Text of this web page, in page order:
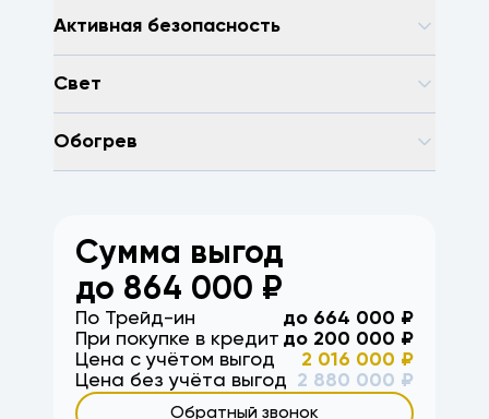
Активная безопасность
Свет
Обогрев
Сумма выгод
до 864 000 ₽
По Трейд-ин до 664 000 ₽
При покупке в кредит до 200 000 ₽
Цена с учётом выгод
2 016 000 ₽
Цена без учёта выгод
2 880 000 ₽
Обратный звонок